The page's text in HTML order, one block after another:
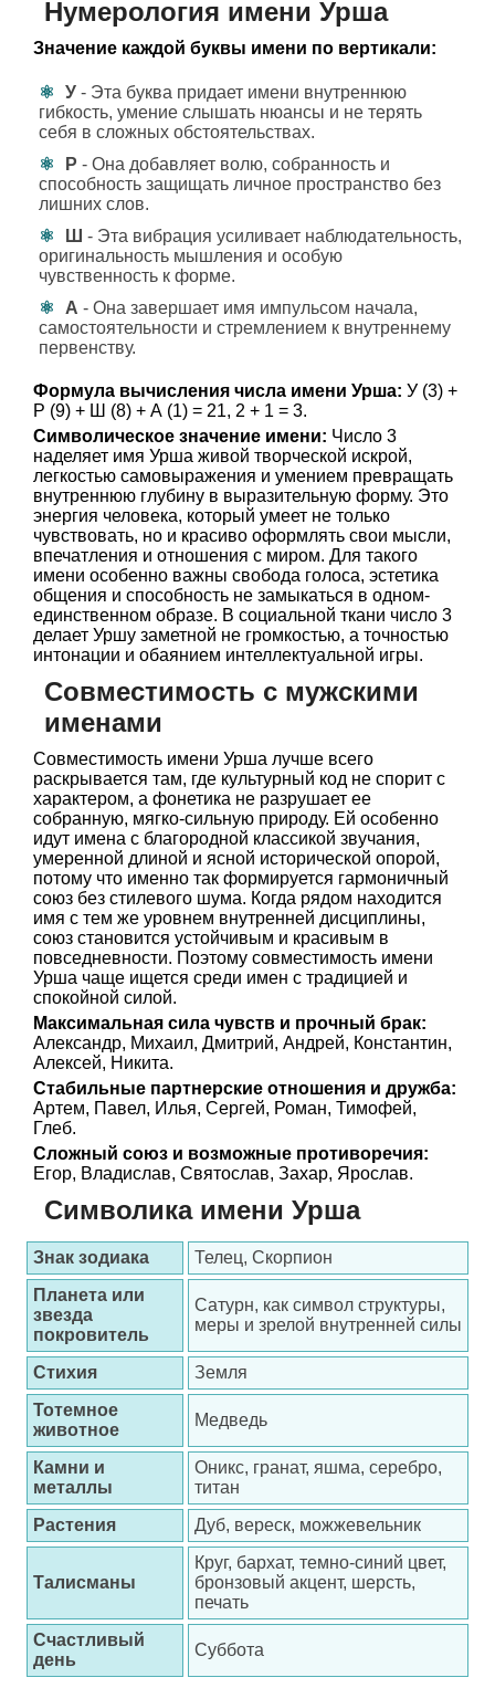
Нумерология имени Урша
Значение каждой буквы имени по вертикали:
У - Эта буква придает имени внутреннюю
гибкость, умение слышать нюансы и не терять
себя в сложных обстоятельствах.
Р - Она добавляет волю, собранность и
способность защищать личное пространство без
лишних слов.
Ш - Эта вибрация усиливает наблюдательность,
оригинальность мышления и особую
чувственность к форме.
А - Она завершает имя импульсом начала,
самостоятельности и стремлением к внутреннему
первенству.
Формула вычисления числа имени Урша: У (3) +
Р (9) + Ш (8) + А (1) = 21, 2 + 1 = 3.
Символическое значение имени: Число 3
наделяет имя Урша живой творческой искрой,
легкостью самовыражения и умением превращать
внутреннюю глубину в выразительную форму. Это
энергия человека, который умеет не только
чувствовать, но и красиво оформлять свои мысли,
впечатления и отношения с миром. Для такого
имени особенно важны свобода голоса, эстетика
общения и способность не замыкаться в одном-
единственном образе. В социальной ткани число 3
делает Уршу заметной не громкостью, а точностью
интонации и обаянием интеллектуальной игры.
Совместимость с мужскими
именами
Совместимость имени Урша лучше всего
раскрывается там, где культурный код не спорит с
характером, а фонетика не разрушает ее
собранную, мягко-сильную природу. Ей особенно
идут имена с благородной классикой звучания,
умеренной длиной и ясной исторической опорой,
потому что именно так формируется гармоничный
союз без стилевого шума. Когда рядом находится
имя с тем же уровнем внутренней дисциплины,
союз становится устойчивым и красивым в
повседневности. Поэтому совместимость имени
Урша чаще ищется среди имен с традицией и
спокойной силой.
Максимальная сила чувств и прочный брак:
Александр, Михаил, Дмитрий, Андрей, Константин,
Алексей, Никита.
Стабильные партнерские отношения и дружба:
Артем, Павел, Илья, Сергей, Роман, Тимофей,
Глеб.
Сложный союз и возможные противоречия:
Егор, Владислав, Святослав, Захар, Ярослав.
Символика имени Урша
Знак зодиака
Телец, Скорпион
Планета или
звезда
покровитель
Сатурн, как символ структуры,
меры и зрелой внутренней силы
Стихия
Земля
Тотемное
животное
Медведь
Камни и
металлы
Оникс, гранат, яшма, серебро,
титан
Растения
Дуб, вереск, можжевельник
Талисманы
Круг, бархат, темно-синий цвет,
бронзовый акцент, шерсть,
печать
Счастливый
день
Суббота